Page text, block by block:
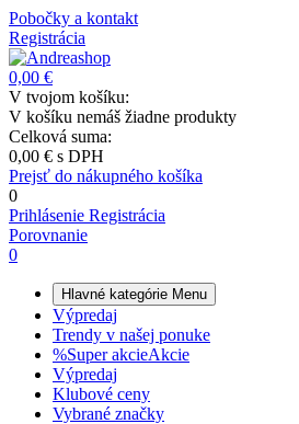
Pobočky a kontakt
Registrácia
0,00 €
V tvojom košíku:
V košíku nemáš žiadne produkty
Celková suma:
0,00 € s DPH
Prejsť do nákupného košíka
0
Prihlásenie Registrácia
Porovnanie
0
Hlavné kategórie Menu
Výpredaj
Trendy v našej ponuke
%Super akcieAkcie
Výpredaj
Klubové ceny
Vybrané značky